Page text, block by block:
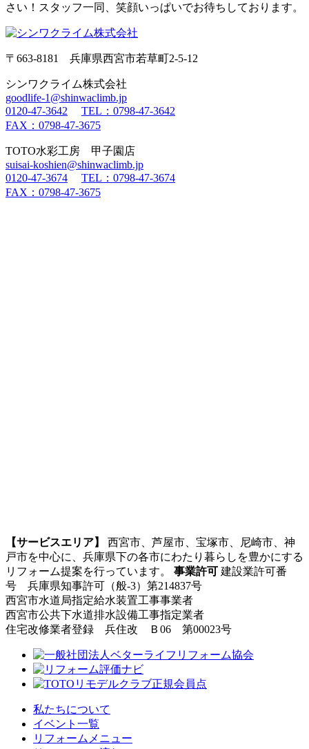
さい！スタッフ一同、笑顔いっぱいでお待ちしております。
〒663-8181 兵庫県西宮市若草町2-5-12
シンワクライム株式会社
goodlife-1@shinwaclimb.jp
0120-47-3642
TEL：0798-47-3642
FAX：0798-47-3675
TOTO水彩工房 甲子園店
suisai-koshien@shinwaclimb.jp
0120-47-3674
TEL：0798-47-3674
FAX：0798-47-3675
【サービスエリア】
西宮市、芦屋市、宝塚市、尼崎市、神
戸市を中心に、兵庫県下の各市にわたり暮らしを豊かにする
リフォーム提案を行っています。 事業許可
建設業許可番
号 兵庫県知事許可（般-3）第214837号
西宮市水道局指定給水装置工事事業者
西宮市公共下水道排水設備工事指定業者
住宅改修業者登録 兵住改 Ｂ06 第00023号
私たちについて
イベント一覧
リフォームメニュー